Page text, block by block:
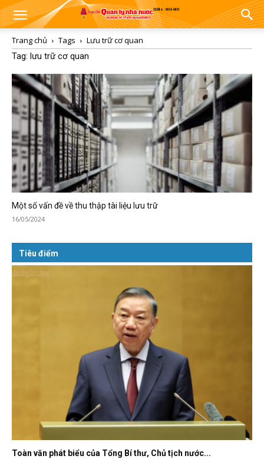
Trang chủ Tags
Lưu trữ cơ quan
Tag: lưu trữ cơ quan
Một số vấn đề về thu thập tài liệu lưu trữ
16/05/2024
Tiêu điểm
Toàn văn phát biểu của Tổng Bí thư, Chủ tịch nước...